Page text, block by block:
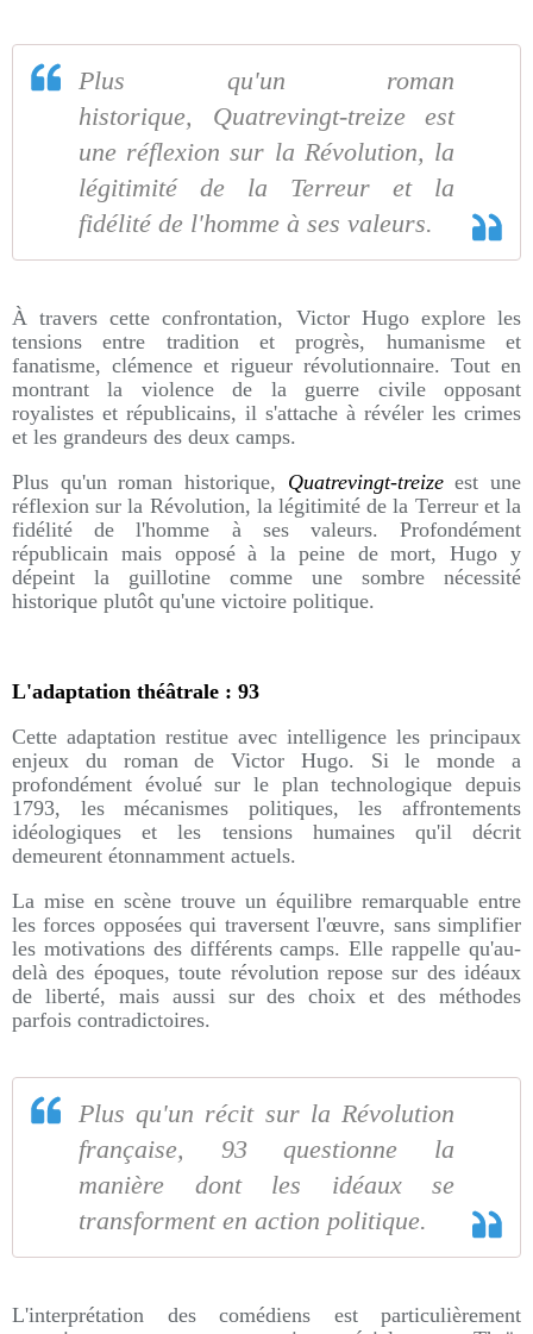
Plus qu'un roman
historique, Quatrevingt-treize est
une réflexion sur la Révolution, la
légitimité de la Terreur et la
fidélité de l'homme à ses valeurs.
À travers cette confrontation, Victor Hugo explore les
tensions entre tradition et progrès, humanisme et
fanatisme, clémence et rigueur révolutionnaire. Tout en
montrant la violence de la guerre civile opposant
royalistes et républicains, il s'attache à révéler les crimes
et les grandeurs des deux camps.
Plus qu'un roman historique, Quatrevingt-treizeest une
réflexion sur la Révolution, la légitimité de la Terreur et la
fidélité de l'homme à ses valeurs. Profondément
républicain mais opposé à la peine de mort, Hugo y
dépeint la guillotine comme une sombre nécessité
historique plutôt qu'une victoire politique.
L'adaptation théâtrale : 93
Cette adaptation restitue avec intelligence les principaux
enjeux du roman de Victor Hugo. Si le monde a
profondément évolué sur le plan technologique depuis
1793, les mécanismes politiques, les affrontements
idéologiques et les tensions humaines qu'il décrit
demeurent étonnamment actuels.
La mise en scène trouve un équilibre remarquable entre
les forces opposées qui traversent l'œuvre, sans simplifier
les motivations des différents camps. Elle rappelle qu'au-
delà des époques, toute révolution repose sur des idéaux
de liberté, mais aussi sur des choix et des méthodes
parfois contradictoires.
Plus qu'un récit sur la Révolution
française, 93 questionne la
manière dont les idéaux se
transforment en action politique.
L'interprétation des comédiens est particulièrement